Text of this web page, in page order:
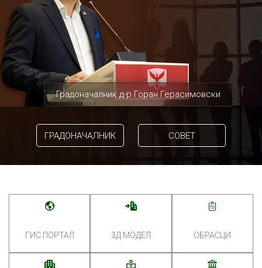
Градоначалник д-р Горан Герасимовски
ГРАДОНАЧАЛНИК СОВЕТ
ГИС ПОРТАЛ 3Д МОДЕЛ ОБРАСЦИ